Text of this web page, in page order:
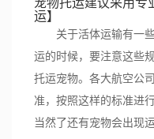
运】
关于活体运输有一
运的时候，要注意这些
托运宠物。各大航空公
准，按照这样的标准进
当然了还有宠物会出现